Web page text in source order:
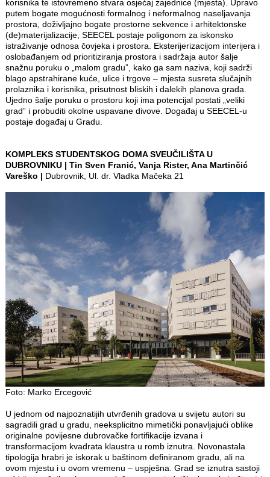
korisnika te istovremeno stvara osjećaj zajednice (mjesta). Upravo
putem bogate mogućnosti formalnog i neformalnog naseljavanja
prostora, doživljajno bogate prostorne sekvence i arhitektonske
(de)materijalizacije, SEECEL postaje poligonom za iskonsko
istraživanje odnosa čovjeka i prostora. Eksterijerizacijom interijera i
oslobađanjem od prioritiziranja prostora i sadržaja autor šalje
snažnu poruku o „malom graduˮ, kako ga sam naziva, koji sadrži
blago apstrahirane kuće, ulice i trgove – mjesta susreta slučajnih
prolaznika i korisnika, prisutnost bliskih i dalekih planova grada.
Ujedno šalje poruku o prostoru koji ima potencijal postati „veliki
gradˮ i probuditi okolne uspavane divove. Događaj u SEECEL-u
postaje događaj u Gradu.
KOMPLEKS STUDENTSKOG DOMA SVEUČILIŠTA U
DUBROVNIKU | Tin Sven Franić, Vanja Rister, Ana Martinčić
Vareško | Dubrovnik, Ul. dr. Vladka Mačeka 21
Foto: Marko Ercegović
U jednom od najpoznatijih utvrđenih gradova u svijetu autori su
sagradili grad u gradu, neeksplicitno mimetički ponavljajući oblike
originalne povijesne dubrovačke fortifikacije izvana i
transformacijom kvadrata klaustra u romb iznutra. Novonastala
tipologija hrabri je iskorak u baštinom definiranom gradu, ali na
ovom mjestu i u ovom vremenu – uspješna. Grad se iznutra sastoji